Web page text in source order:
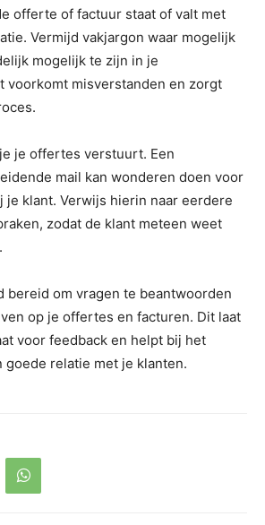
offerte of factuur staat of valt met
Vermijd vakjargon waar mogelijk
mogelijk te zijn in je
voorkomt misverstanden en zorgt
je offertes verstuurt. Een
mail kan wonderen doen voor
je klant. Verwijs hierin naar eerdere
zodat de klant meteen weet
bereid om vragen te beantwoorden
op je offertes en facturen. Dit laat
voor feedback en helpt bij het
goede relatie met je klanten.